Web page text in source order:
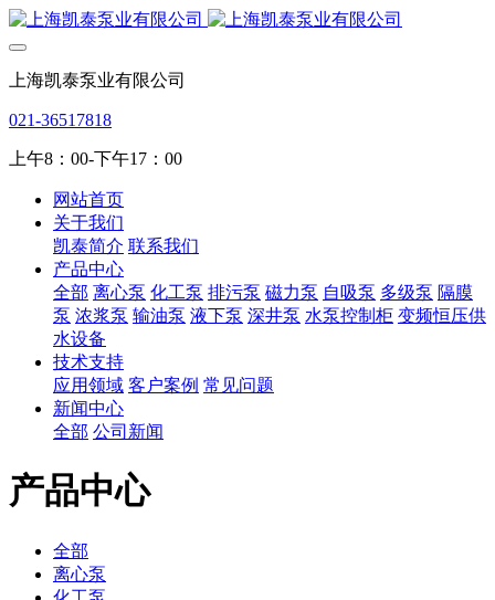
上海凯泰泵业有限公司
021-36517818
上午8：00-下午17：00
网站首页
关于我们
凯泰简介 联系我们
产品中心
全部 离心泵 化工泵 排污泵 磁力泵 自吸泵 多级泵 隔膜
泵 浓浆泵 输油泵 液下泵 深井泵 水泵控制柜 变频恒压供
水设备
技术支持
应用领域 客户案例 常见问题
新闻中心
全部 公司新闻
产品中心
全部
离心泵